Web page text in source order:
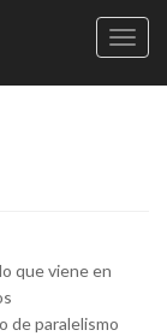
que viene en
de paralelismo